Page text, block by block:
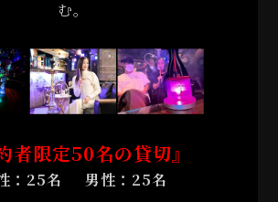
む。
者限定50名の貸切』
：25名 男性：25名